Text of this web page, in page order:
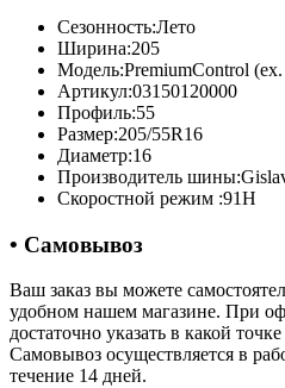
Сезонность:Лето
Ширина:205
Модель:PremiumControl
Артикул:03150120000
Профиль:55
Размер:205/55R16
Диаметр:16
Производитель шины:
Скоростной режим :91H
• Самовывоз
Ваш заказ вы можете
удобном нашем магазине. При
достаточно указать в какой
Самовывоз осуществляется в
течение 14 дней.